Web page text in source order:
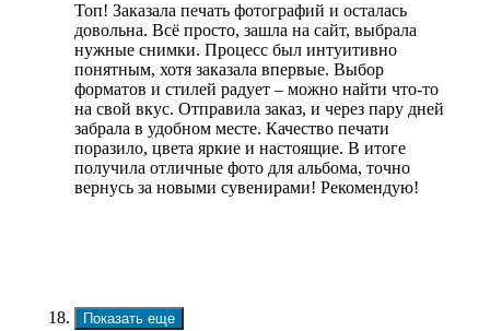
Топ! Заказала печать фотографий и осталась
довольна. Всё просто, зашла на сайт, выбрала
нужные снимки. Процесс был интуитивно
понятным, хотя заказала впервые. Выбор
форматов и стилей радует – можно найти что-то
на свой вкус. Отправила заказ, и через пару дней
забрала в удобном месте. Качество печати
поразило, цвета яркие и настоящие. В итоге
получила отличные фото для альбома, точно
вернусь за новыми сувенирами! Рекомендую!
Показать еще